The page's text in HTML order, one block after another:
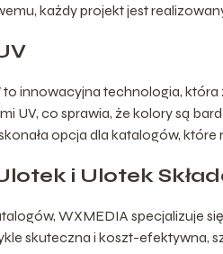
każdy projekt jest
to innowacyjna technologia, która
UV, co sprawia, że kolory są
opcja dla katalogów,
i Ulotek
WXMEDIA specjalizuje
skuteczna i koszt-efektywna,